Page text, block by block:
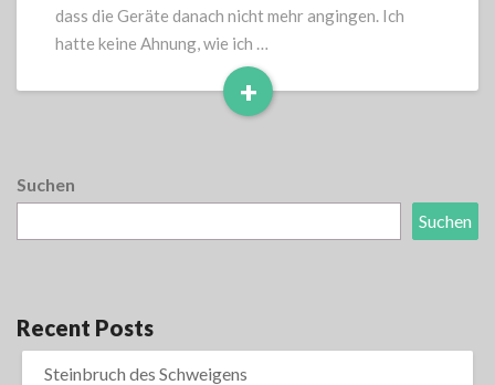
dass die Geräte danach nicht mehr angingen. Ich
hatte keine Ahnung, wie ich …
+
Read
Suchen
Suchen
Recent Posts
Steinbruch des Schweigens